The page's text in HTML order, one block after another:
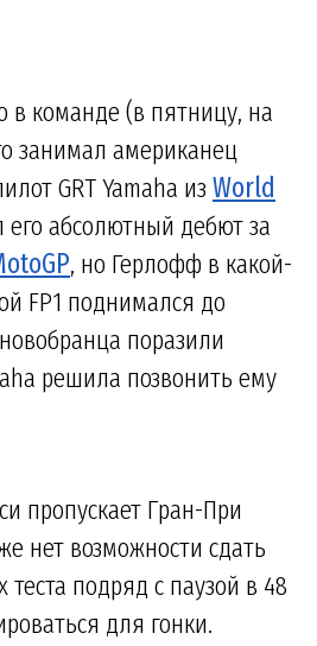
в команде (в пятницу, на
занимал американец
GRT Yamaha из World
его абсолютный дебют за
, но Герлофф в какой-
FP1 поднимался до
поразили
решила позвонить ему
пропускает Гран-При
нет возможности сдать
подряд с паузой в 48
для гонки.